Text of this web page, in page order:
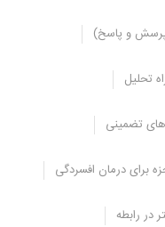
پرسش و پاسخ)
تحلیل
تضمینی
برای درمان افسردگی
در رابطه
عوارض و بیش ترین تاثیر